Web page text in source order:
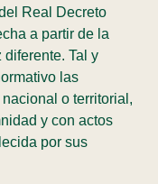
Real Decreto
a partir de la
Tal y
las
o territorial,
y con actos
por sus